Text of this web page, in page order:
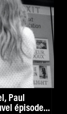
Paul
épisode